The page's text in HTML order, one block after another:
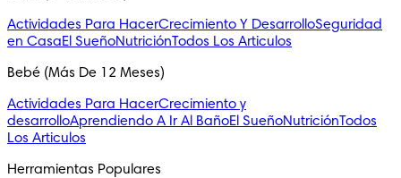
Actividades Para HacerCrecimiento Y DesarrolloSeguridad
en CasaEl SueñoNutriciónTodos Los Articulos
Bebé (Más De 12 Meses)
Actividades Para HacerCrecimiento y
desarrolloAprendiendo A Ir Al BañoEl SueñoNutriciónTodos
Los Articulos
Herramientas Populares